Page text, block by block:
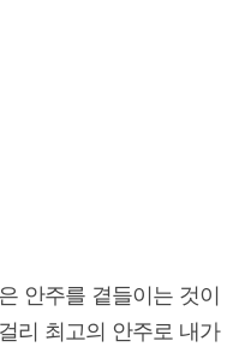
안주를 곁들이는 것이
리 최고의 안주로 내가